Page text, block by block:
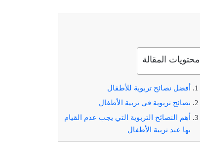
محتويات المقالة
أفضل نصائح تربوية للأطفال
نصائح تربوية في تربية الأطفال
أهم النصائح التربوية التي يجب عدم القيام
بها عند تربية الأطفال